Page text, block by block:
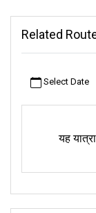
उतना ही लुभावना
क्या आप और भी द्वीप
पर विचार करें। कोह
के लिए जाना जाता
कोह फ़ि फ़ि एक
एमराल्ड गुफा
Related
Select Date
यह